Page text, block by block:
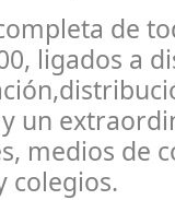
de
ligados a
un
medios de
colegios.